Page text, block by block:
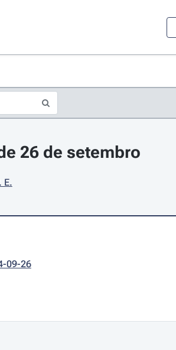
26 de setembro
E.
09-26